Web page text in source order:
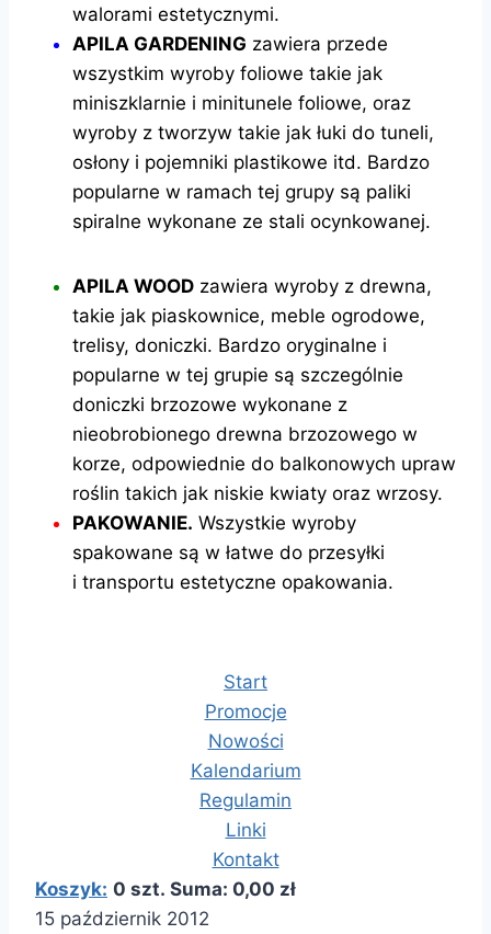
walorami estetycznymi.
APILA GARDENING zawiera przede
wszystkim wyroby foliowe takie jak
miniszklarnie i minitunele foliowe, oraz
wyroby z tworzyw takie jak łuki do tuneli,
osłony i pojemniki plastikowe itd. Bardzo
popularne w ramach tej grupy są paliki
spiralne wykonane ze stali ocynkowanej.
APILA WOOD zawiera wyroby z drewna,
takie jak piaskownice, meble ogrodowe,
trelisy, doniczki. Bardzo oryginalne i
popularne w tej grupie są szczególnie
doniczki brzozowe wykonane z
nieobrobionego drewna brzozowego w
korze, odpowiednie do balkonowych upraw
roślin takich jak niskie kwiaty oraz wrzosy.
PAKOWANIE. Wszystkie wyroby
spakowane są w łatwe do przesyłki
i transportu estetyczne opakowania.
Start
Promocje
Nowości
Kalendarium
Regulamin
Linki
Kontakt
Koszyk: 0 szt. Suma: 0,00 zł
15 październik 2012